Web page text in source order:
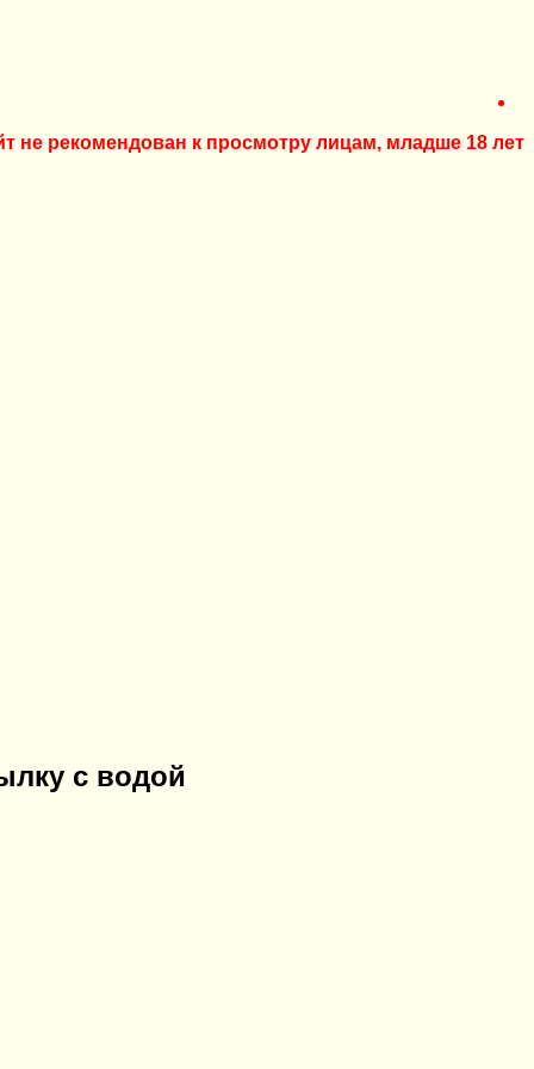
не рекомендован к просмотру лицам, младше 18 лет
с водой